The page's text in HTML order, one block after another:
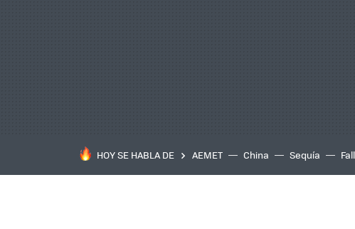
HOY SE HABLA DE AEMET China Sequía